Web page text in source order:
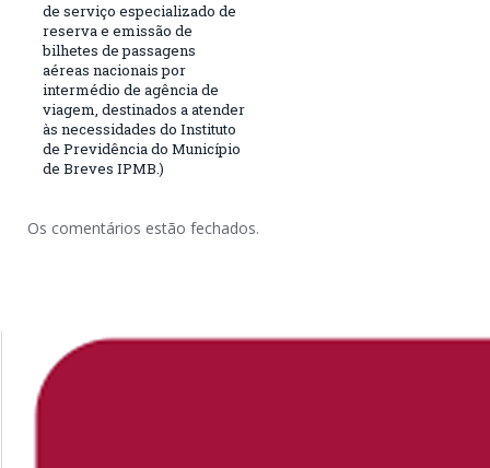
de serviço especializado de
reserva e emissão de
bilhetes de passagens
aéreas nacionais por
intermédio de agência de
viagem, destinados a atender
às necessidades do Instituto
de Previdência do Município
de Breves IPMB.)
Os comentários estão fechados.